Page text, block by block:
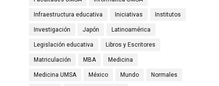
Infraestructura educativa Iniciativas Institutos
Investigación Japón Latinoamérica
Legislación educativa Libros y Escritores
Matriculación MBA Medicina
Medicina UMSA México Mundo Normales